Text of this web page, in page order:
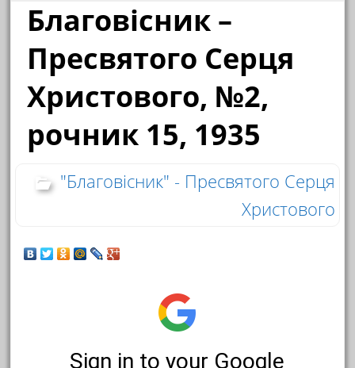
Благовісник –
Пресвятого Серця
Христового, №2,
рочник 15, 1935
"Благовісник" - Пресвятого Серця
Христового